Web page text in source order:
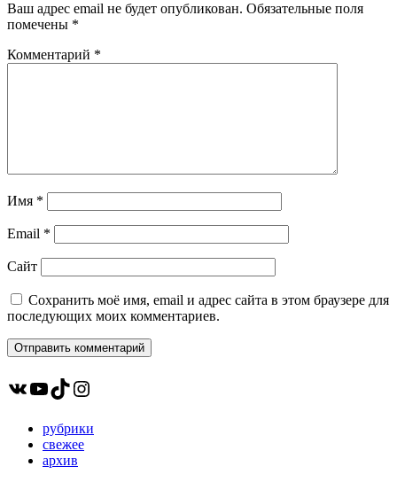
Ваш адрес email не будет опубликован. Обязательные поля
помечены *
Комментарий *
Имя *
Email *
Сайт
Сохранить моё имя, email и адрес сайта в этом браузере для
последующих моих комментариев.
ВКонтакте
YouTube
TikTokInstagram
рубрики
свежее
архив